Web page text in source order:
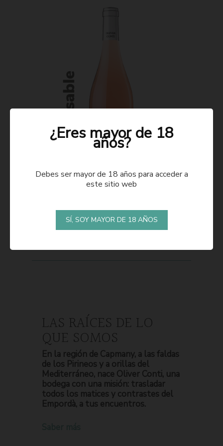
LAS RAÍCES DE LO
QUE SOMOS
En la región de Capmany, a las faldas
de los Pirineos y a orillas del
Mediterráneo, nace Oliver Conti, una
bodega con una misión: trasladar
todos los matices y contrastes del
Empordà, a tus encuentros.
¿Eres mayor de 18
años?
Debes ser mayor de 18 años para acceder a
este sitio web
SÍ, SOY MAYOR DE 18 AÑOS